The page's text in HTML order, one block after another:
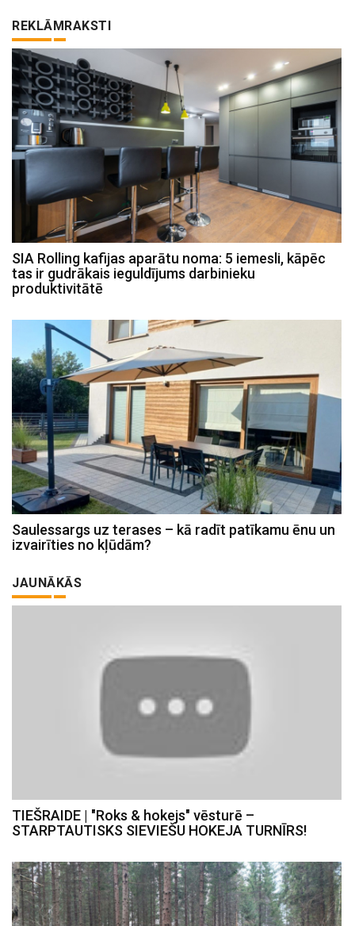
REKLĀMRAKSTI
SIA Rolling kafijas aparātu noma: 5 iemesli, kāpēc
tas ir gudrākais ieguldījums darbinieku
produktivitātē
Saulessargs uz terases – kā radīt patīkamu ēnu un
izvairīties no kļūdām?
JAUNĀKĀS
TIEŠRAIDE | "Roks & hokejs" vēsturē –
STARPTAUTISKS SIEVIEŠU HOKEJA TURNĪRS!